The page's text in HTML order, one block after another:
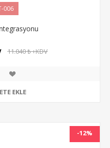
006
11.040 ₺ +KDV
EKLE
-12%